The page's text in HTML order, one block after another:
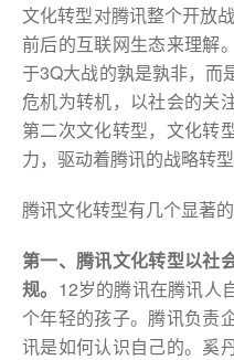
文化转型对腾讯整个开放
前后的互联网生态来理解
于3Q大战的孰是孰非，而
危机为转机，以社会的关
第二次文化转型，文化转
力，驱动着腾讯的战略转型
腾讯文化转型有几个显著的
第一、腾讯文化转型以社
规。 12岁的腾讯在腾讯人
个年轻的孩子。腾讯负责
讯是如何认识自己的。奚